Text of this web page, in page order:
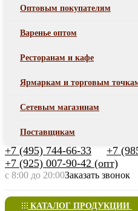
Оптовым покупателям
Варенье оптом
Ресторанам и кафе
Ярмаркам и торговым
Сетевым магазинам
Поставщикам
+7 (495) 744-66-33
+7
+7 (925) 007-90-42 (опт)
с 8:00 до 20:00Заказать звонок
КАТАЛОГ ПРОДУКЦИИ